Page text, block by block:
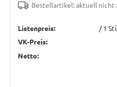
Bestellartikel: aktuell nicht
Listenpreis: / 1
VK-Preis:
Netto: